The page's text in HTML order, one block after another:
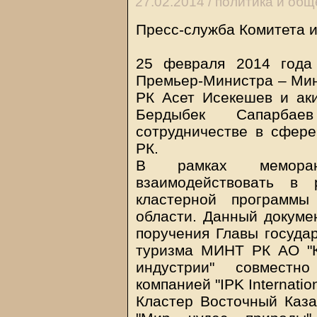
Пресс-служба Комитета
25 февраля 2014 года
Премьер-Министра –
РК Асет Исекешев и
Бердыбек
сотрудничестве в
РК.
В рамках
взаимодействовать в
кластерной программы
области. Данный
поручения Главы
туризма МИНТ РК АО
индустрии"
компанией "IPK
Кластер Восточный